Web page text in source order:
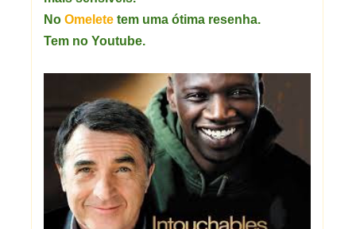
No Omelete tem uma ótima resenha.
Tem no Youtube.